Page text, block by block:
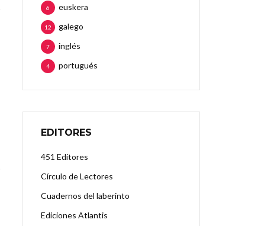
euskera
6
galego
12
inglés
7
portugués
4
EDITORES
451 Editores
Círculo de Lectores
Cuadernos del laberinto
Ediciones Atlantis